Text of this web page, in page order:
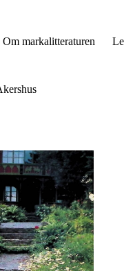
Om markalitteraturen